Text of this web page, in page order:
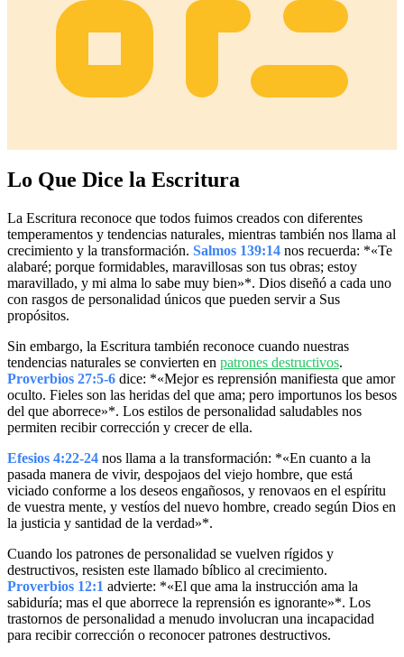
Lo Que Dice la Escritura
La Escritura reconoce que todos fuimos creados con diferentes
temperamentos y tendencias naturales, mientras también nos llama al
crecimiento y la transformación. Salmos 139:14 nos recuerda: *«Te
alabaré; porque formidables, maravillosas son tus obras; estoy
maravillado, y mi alma lo sabe muy bien»*. Dios diseñó a cada uno
con rasgos de personalidad únicos que pueden servir a Sus
propósitos.
Sin embargo, la Escritura también reconoce cuando nuestras
tendencias naturales se convierten en patrones destructivos.
Proverbios 27:5-6 dice: *«Mejor es reprensión manifiesta que amor
oculto. Fieles son las heridas del que ama; pero importunos los besos
del que aborrece»*. Los estilos de personalidad saludables nos
permiten recibir corrección y crecer de ella.
Efesios 4:22-24 nos llama a la transformación: *«En cuanto a la
pasada manera de vivir, despojaos del viejo hombre, que está
viciado conforme a los deseos engañosos, y renovaos en el espíritu
de vuestra mente, y vestíos del nuevo hombre, creado según Dios en
la justicia y santidad de la verdad»*.
Cuando los patrones de personalidad se vuelven rígidos y
destructivos, resisten este llamado bíblico al crecimiento.
Proverbios 12:1 advierte: *«El que ama la instrucción ama la
sabiduría; mas el que aborrece la reprensión es ignorante»*. Los
trastornos de personalidad a menudo involucran una incapacidad
para recibir corrección o reconocer patrones destructivos.